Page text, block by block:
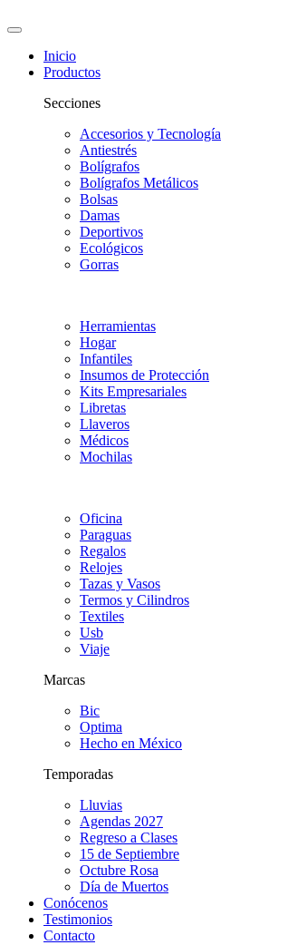
Inicio
Productos
Secciones
Accesorios y Tecnología
Antiestrés
Bolígrafos
Bolígrafos Metálicos
Bolsas
Damas
Deportivos
Ecológicos
Gorras
Herramientas
Hogar
Infantiles
Insumos de Protección
Kits Empresariales
Libretas
Llaveros
Médicos
Mochilas
Oficina
Paraguas
Regalos
Relojes
Tazas y Vasos
Termos y Cilindros
Textiles
Usb
Viaje
Marcas
Bic
Optima
Hecho en México
Temporadas
Lluvias
Agendas 2027
Regreso a Clases
15 de Septiembre
Octubre Rosa
Día de Muertos
Conócenos
Testimonios
Contacto